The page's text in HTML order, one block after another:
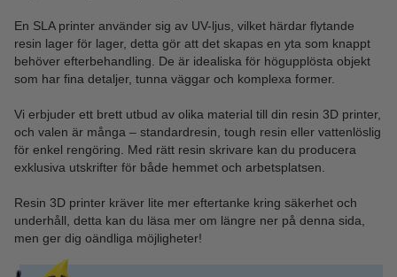
En SLA printer använder sig av UV-ljus, vilket härdar flytande
resin lager för lager, detta gör att det skapas en yta som knappt
behöver efterbehandling. De är idealiska för högupplösta objekt
som har fina detaljer, tunna väggar och komplexa former.
Vi erbjuder ett brett utbud av olika material till din resin 3D printer,
och valen är många – standardresin, tough resin eller vattenlöslig
för enkel rengöring. Med rätt resin skrivare kan du producera
exklusiva utskrifter för både hemmet och arbetsplatsen.
Resin 3D printer kräver lite mer eftertanke kring säkerhet och
underhåll, detta kan du läsa mer om längre ner på denna sida,
men ger dig oändliga möjligheter!